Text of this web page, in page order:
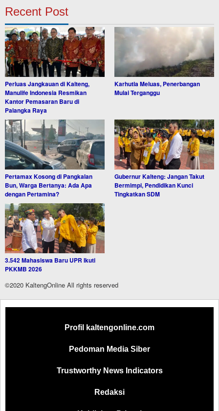
Recent Post
Perluas Jangkauan di Kalteng,
Manulife Indonesia Resmikan
Kantor Pemasaran Baru di
Palangka Raya
Karhutla Meluas, Penerbangan
Mulai Terganggu
Pertamax Kosong di Pangkalan
Bun, Warga Bertanya: Ada Apa
dengan Pertamina?
Gubernur Kalteng: Jangan Takut
Bermimpi, Pendidikan Kunci
Tingkatkan SDM
3.542 Mahasiswa Baru UPR Ikuti
PKKMB 2026
©2020 KaltengOnline All rights reserved
Profil kaltengonline.com
Pedoman Media Siber
Trustworthy News Indicators
Redaksi